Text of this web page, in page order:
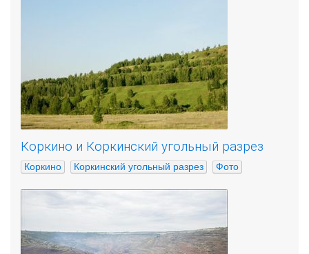
Коркино и Коркинский угольный разрез
Коркино Коркинский угольный разрез Фото